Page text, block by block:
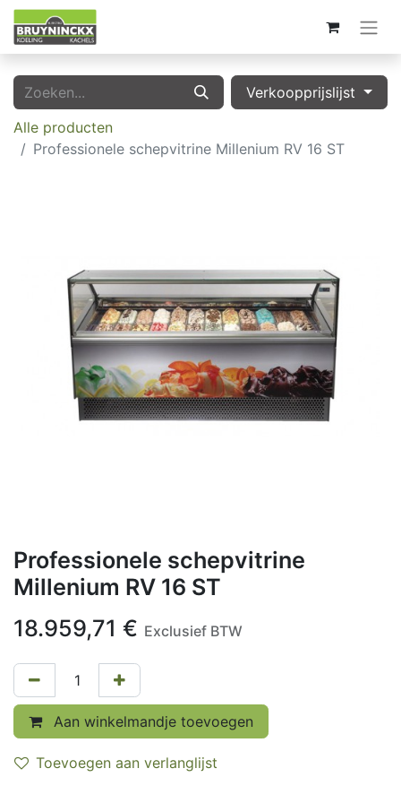
Verkoopprijslijst
Alle producten
Professionele schepvitrine Millenium RV 16 ST
Professionele schepvitrine
Millenium RV 16 ST
18.959,71 € Exclusief BTW
Aan winkelmandje toevoegen
Toevoegen aan verlanglijst